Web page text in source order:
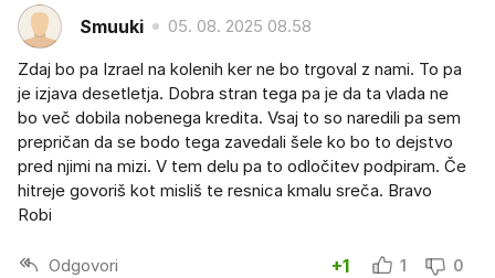
Smuuki 05. 08. 2025 08.58
Zdaj bo pa Izrael na kolenih ker ne bo trgoval z nami. To pa
je izjava desetletja. Dobra stran tega pa je da ta vlada ne
bo več dobila nobenega kredita. Vsaj to so naredili pa sem
prepričan da se bodo tega zavedali šele ko bo to dejstvo
pred njimi na mizi. V tem delu pa to odločitev podpiram. Če
hitreje govoriš kot misliš te resnica kmalu sreča. Bravo
Robi
Odgovori +1 1 0